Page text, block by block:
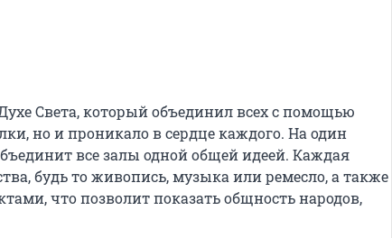
Света, который объединил всех с помощью
но и проникало в сердце каждого. На один
все залы одной общей идеей. Каждая
будь то живопись, музыка или ремесло, а также
что позволит показать общность народов,